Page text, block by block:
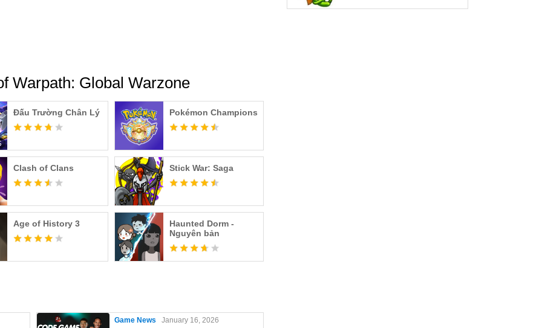
Warpath: Global Warzone
Đấu Trường Chân Lý Pokémon Champions
Clash of Clans Stick War: Saga
Age of History 3
Haunted Dorm -
Nguyên bản
Game News January 16, 2026